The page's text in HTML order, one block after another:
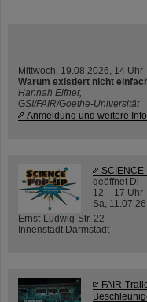
Mittwoch, 19.08.2026, 14 Uhr
Warum existiert nicht
Hannah Elfner,
GSI/FAIR/Goethe-Universität
Anmeldung und weitere
SCIENCE
geöffnet Di –
12 – 17 Uhr
Sa,
Ernst-Ludwig-Str. 22
Innenstadt Darmstadt
FAIR-